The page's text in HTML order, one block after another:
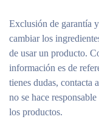
Exclusión de garantía
cambiar los
de usar un producto.
información es de
tienes dudas, contacta
no se hace
los productos.